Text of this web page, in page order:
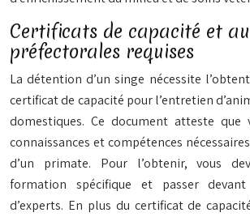
Certificats de capacité et
préfectorales requises
La détention d’un singe nécessite
certificat de capacité pour l’entretien
domestiques. Ce document atteste que
connaissances et compétences
d’un primate. Pour l’obtenir, vous
formation spécifique et passer
d’experts. En plus du certificat de